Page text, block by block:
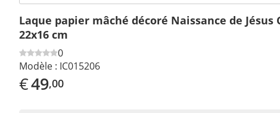
Laque papier mâché décoré Naissance de Jésus
22x16 cm
0
Modèle : IC015206
€49,00